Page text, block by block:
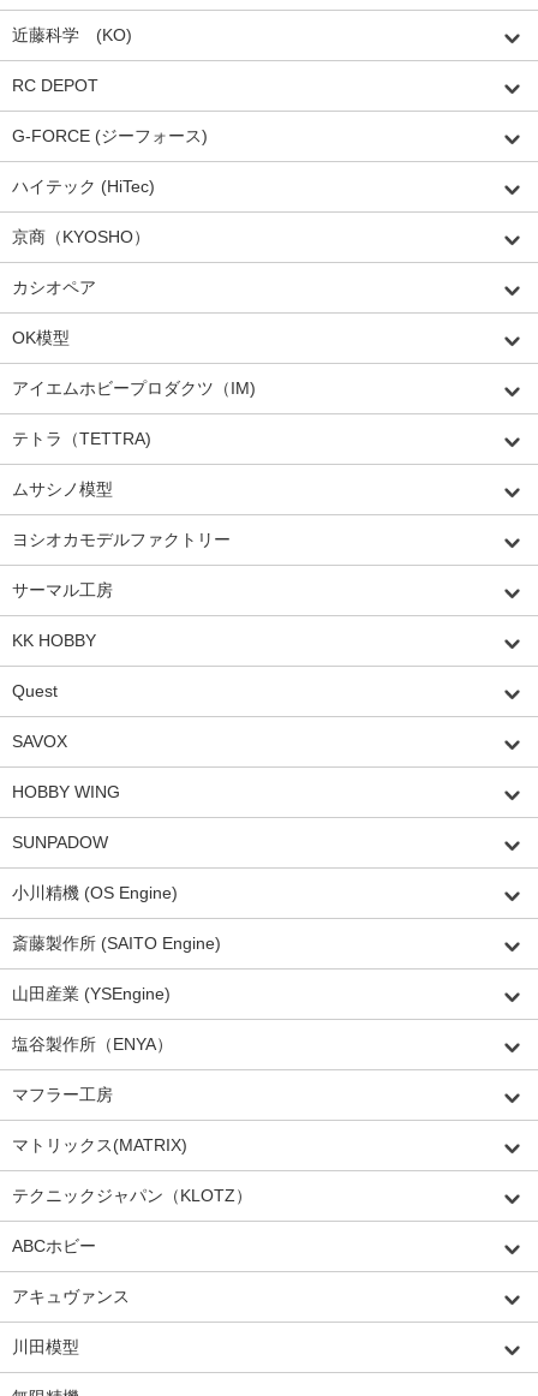
近藤科学 (KO)
RC DEPOT
G-FORCE (ジーフォース)
ハイテック (HiTec)
京商（KYOSHO）
カシオペア
OK模型
アイエムホビープロダクツ（IM)
テトラ（TETTRA)
ムサシノ模型
ヨシオカモデルファクトリー
サーマル工房
KK HOBBY
Quest
SAVOX
HOBBY WING
SUNPADOW
小川精機 (OS Engine)
斎藤製作所 (SAITO Engine)
山田産業 (YSEngine)
塩谷製作所（ENYA）
マフラー工房
マトリックス(MATRIX)
テクニックジャパン（KLOTZ）
ABCホビー
アキュヴァンス
川田模型